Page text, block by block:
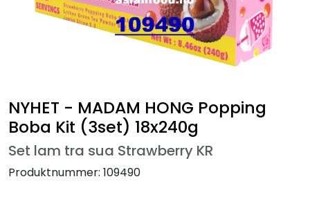
NYHET - MADAM HONG Popping
Boba Kit (3set) 18x240g
Set lam tra sua Strawberry KR
Produktnummer: 109490